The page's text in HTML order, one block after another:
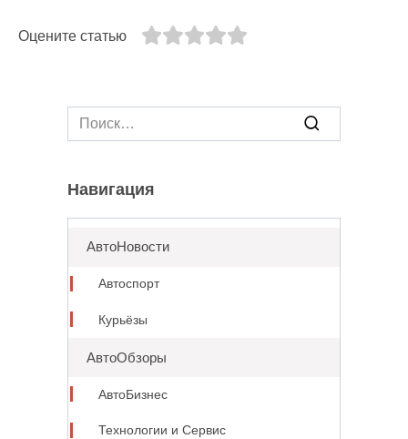
Оцените статью
Search
for:
Навигация
АвтоНовости
Автоспорт
Курьёзы
АвтоОбзоры
АвтоБизнес
Технологии и Сервис